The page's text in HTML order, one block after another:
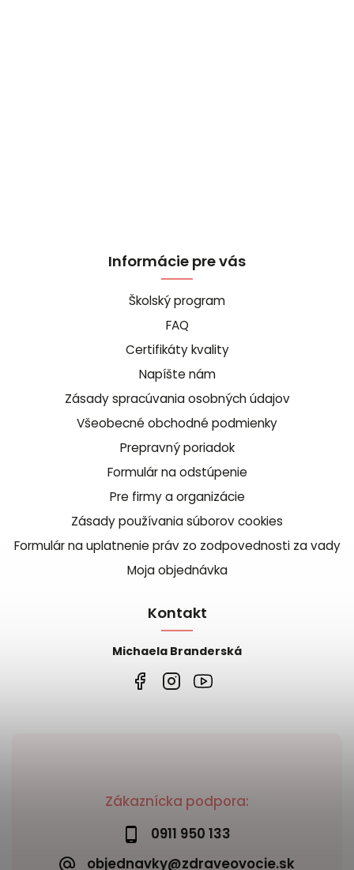
Zákaznícka podpora:
0911 950 133
objednavky@zdraveovocie.sk
Informácie pre vás
Školský program
FAQ
Certifikáty kvality
Napíšte nám
Zásady spracúvania osobných údajov
Všeobecné obchodné podmienky
Prepravný poriadok
Formulár na odstúpenie
Pre firmy a organizácie
Zásady používania súborov cookies
Formulár na uplatnenie práv zo zodpovednosti za vady
Moja objednávka
Kontakt
Michaela Branderská